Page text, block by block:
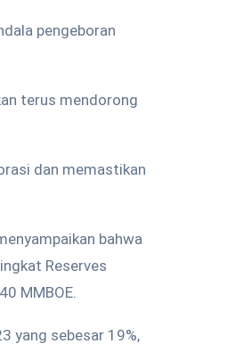
pengeboran
terus mendorong
dan memastikan
bahwa
Reserves
MMBOE.
yang sebesar 19%,